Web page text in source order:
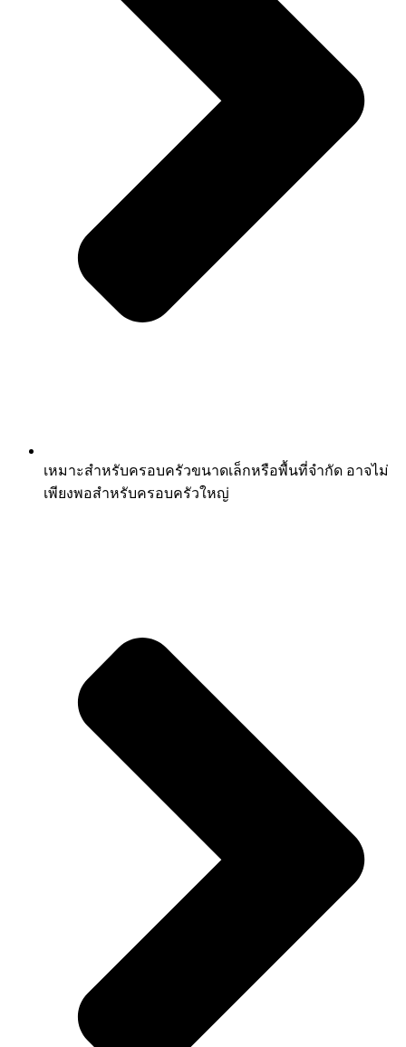
เหมาะสำหรับครอบครัวขนาดเล็กหรือพื้นที่จำกัด อาจไม่
เพียงพอสำหรับครอบครัวใหญ่